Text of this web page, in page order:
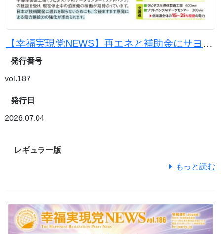
【幸福実現党NEWS】再エネと補助金にサヨナラを。原発と石炭火力で電気代を下げよう
発行番号
vol.187
発行日
2026.07.04
レギュラー版
もっと読む